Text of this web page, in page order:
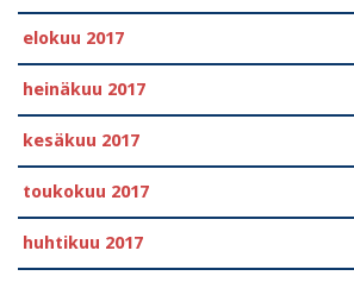
elokuu 2017
heinäkuu 2017
kesäkuu 2017
toukokuu 2017
huhtikuu 2017